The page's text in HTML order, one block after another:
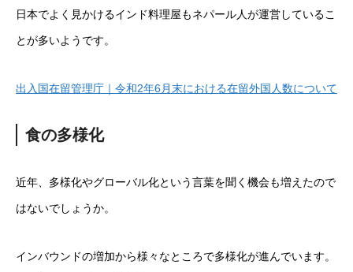
日本でよく見かけるインド料理屋もネパール人が運営しているこ
とが多いようです。
出入国在留管理庁｜令和2年6月末における在留外国人数について
食の多様化
近年、多様化やグローバル化という言葉を聞く機会も増えたので
はないでしょうか。
インバウンドの増加から様々なところで多様化が進んでいます。